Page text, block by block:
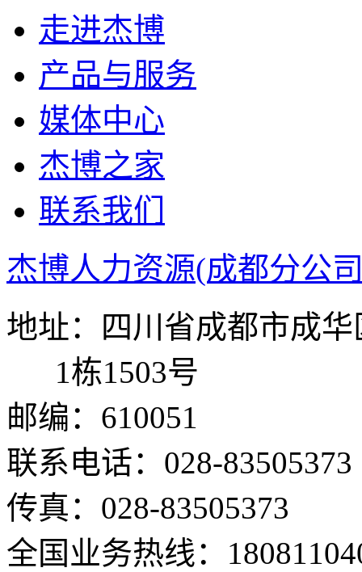
走进杰博
产品与服务
媒体中心
杰博之家
联系我们
杰博人力资源(成都分公
地址：四川省成都市成
1栋1503号
邮编：610051
联系电话：028-83505373
传真：028-83505373
全国业务热线：